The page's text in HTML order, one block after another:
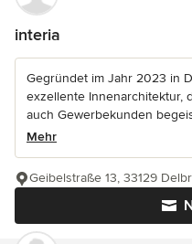
interia
Gegründet im Jahr 2023 in
exzellente Innenarchitektur,
auch Gewerbekunden
Mehr
Geibelstraße 13, 33129